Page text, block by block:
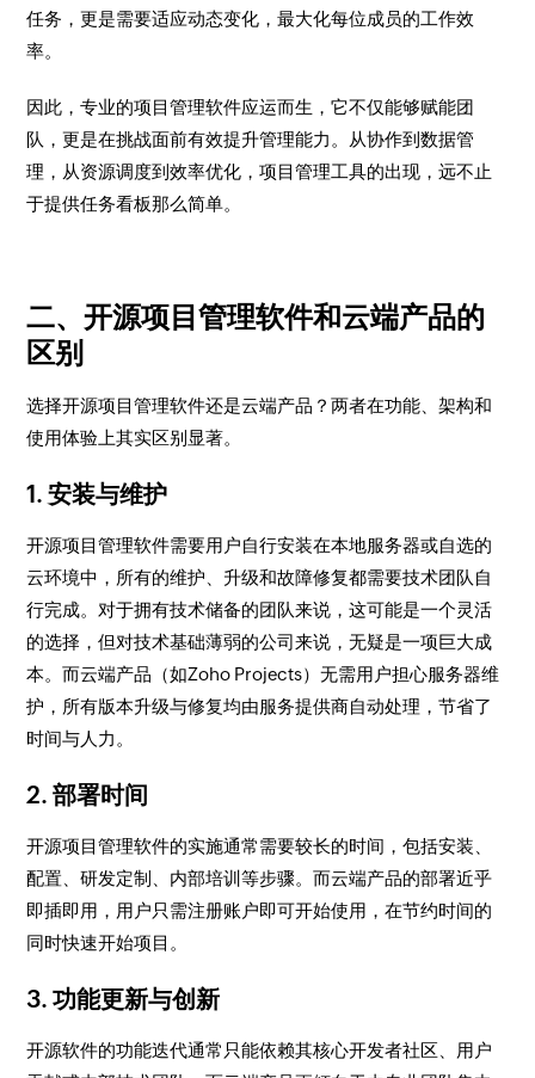
任务，更是需要适应动态变化，最大化每位成员的工作效
率。
因此，专业的项目管理软件应运而生，它不仅能够赋能团
队，更是在挑战面前有效提升管理能力。从协作到数据管
理，从资源调度到效率优化，项目管理工具的出现，远不止
于提供任务看板那么简单。
二、开源项目管理软件和云端产品的
区别
选择开源项目管理软件还是云端产品？两者在功能、架构和
使用体验上其实区别显著。
1. 安装与维护
开源项目管理软件需要用户自行安装在本地服务器或自选的
云环境中，所有的维护、升级和故障修复都需要技术团队自
行完成。对于拥有技术储备的团队来说，这可能是一个灵活
的选择，但对技术基础薄弱的公司来说，无疑是一项巨大成
本。而云端产品（如Zoho Projects）无需用户担心服务器维
护，所有版本升级与修复均由服务提供商自动处理，节省了
时间与人力。
2. 部署时间
开源项目管理软件的实施通常需要较长的时间，包括安装、
配置、研发定制、内部培训等步骤。而云端产品的部署近乎
即插即用，用户只需注册账户即可开始使用，在节约时间的
同时快速开始项目。
3. 功能更新与创新
开源软件的功能迭代通常只能依赖其核心开发者社区、用户